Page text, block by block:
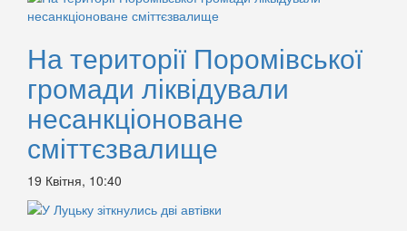
На території Поромівської
громади ліквідували
несанкціоноване
сміттєзвалище
19 Квітня, 10:40